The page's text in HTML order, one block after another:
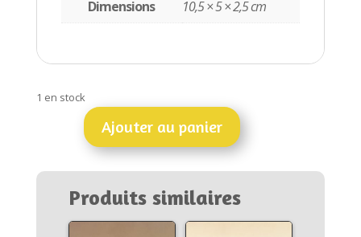
Dimensions
10,5 × 5 × 2,5 cm
1 en stock
Malachite
Ajouter au panier
Produits similaires